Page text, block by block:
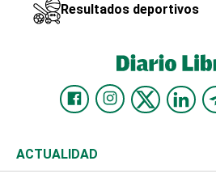
Resultados deportivos
ACTUALIDAD